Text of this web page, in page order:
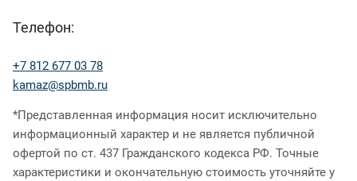
Телефон:
+7 812 677 03 78
kamaz@spbmb.ru
*Представленная информация носит исключительно
информационный характер и не является публичной
офертой по ст. 437 Гражданского кодекса РФ. Точные
характеристики и окончательную стоимость уточняйте у